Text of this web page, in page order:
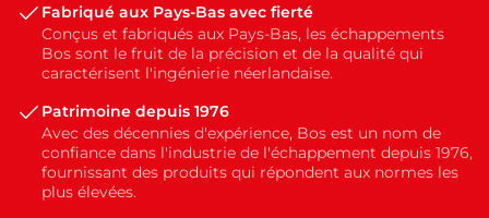
Fabriqué aux Pays-Bas avec fierté
Conçus et fabriqués aux Pays-Bas, les échappements
Bos sont le fruit de la précision et de la qualité qui
caractérisent l'ingénierie néerlandaise.
Patrimoine depuis 1976
Avec des décennies d'expérience, Bos est un nom de
confiance dans l'industrie de l'échappement depuis 1976,
fournissant des produits qui répondent aux normes les
plus élevées.